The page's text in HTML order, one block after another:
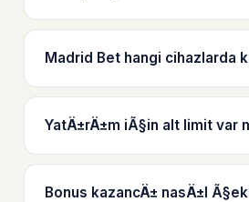
Madrid Bet hangi cihazlarda
YatÄ±rÄ±m iÃ§in alt limit var
Bonus kazancÄ± nasÄ±l